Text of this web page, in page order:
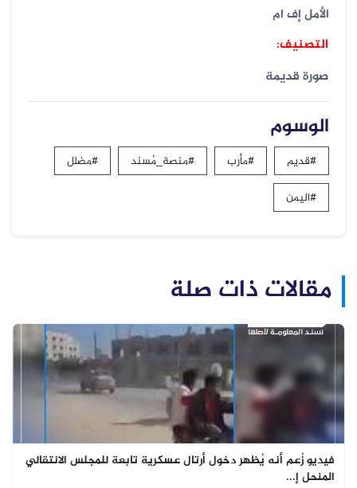
الأمل إف ام
التصنيف:
صورة قديمة
الوسوم
#قديم #مأرب #منصة_مُسند
#مضلل
#اليمن
مقالات ذات صلة
فيديو زُعم أنه يُظهر دخول أرتال عسكرية تابعة للمجلس الانتقالي
المنحل إ...